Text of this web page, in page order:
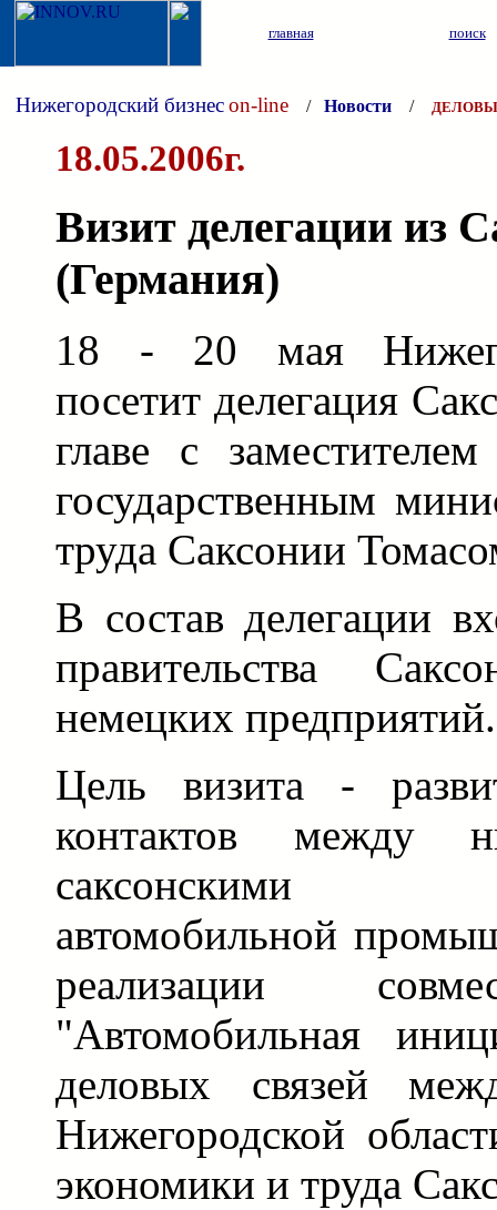
главная поиск
Нижегородский бизнесon-line / Новости /
18.05.2006г.
Визит делегации из
(Германия)
18 - 20 мая
посетит делегация
главе с
государственным
труда Саксонии
В состав делегации
правительства
немецких предприятий.
Цель визита -
контактов между
саксонскими
автомобильной
реализации
"Автомобильная
деловых связей
Нижегородской
экономики и труда